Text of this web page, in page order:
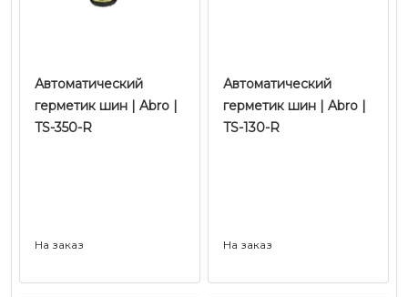
Автоматический
герметик шин | Abro |
TS-350-R
На заказ
Автоматический
герметик шин | Abro |
TS-130-R
На заказ